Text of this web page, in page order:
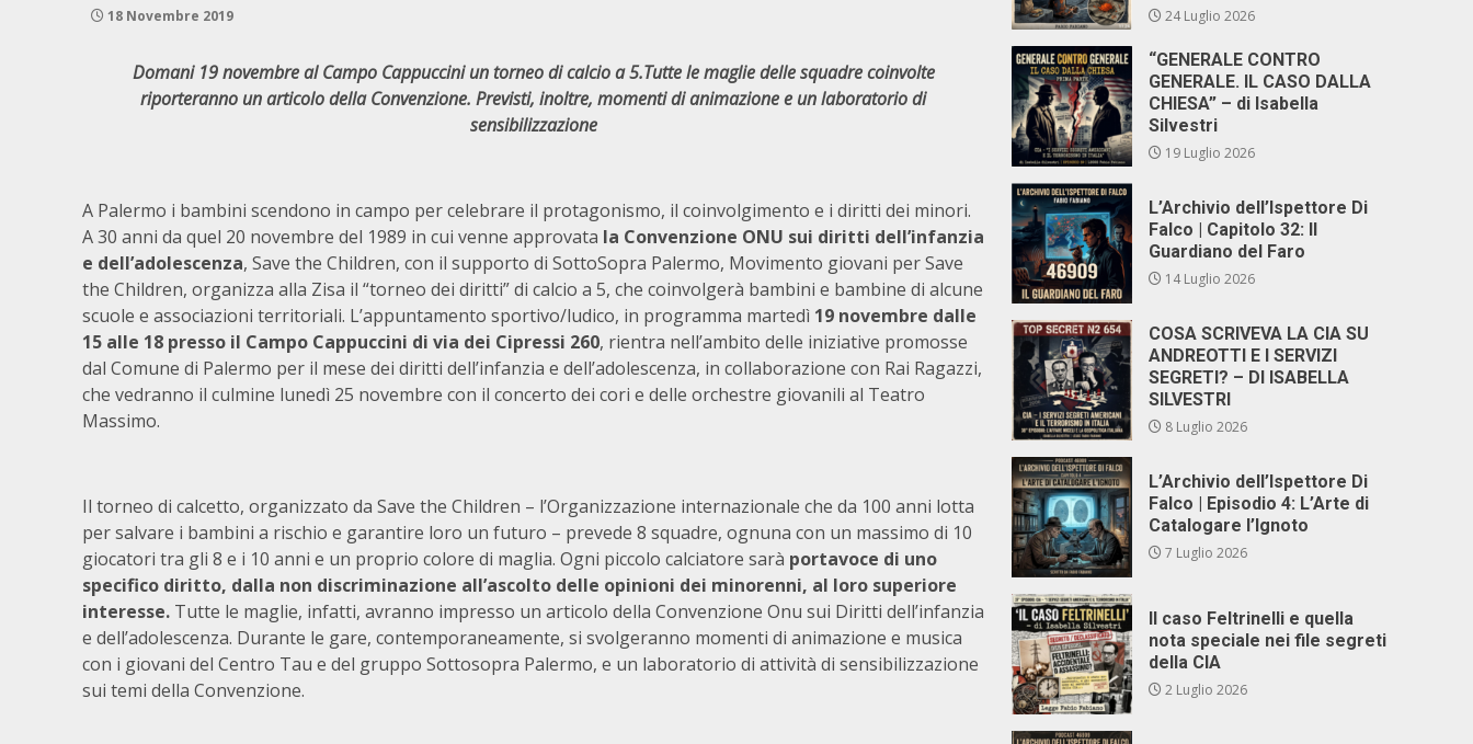
18 Novembre 2019
Domani 19 novembre al Campo Cappuccini un torneo di calcio a 5.Tutte le maglie delle squadre coinvolte
riporteranno un articolo della Convenzione. Previsti, inoltre, momenti di animazione e un laboratorio di
sensibilizzazione
A Palermo i bambini scendono in campo per celebrare il protagonismo, il coinvolgimento e i diritti dei minori.
A 30 anni da quel 20 novembre del 1989 in cui venne approvata la Convenzione ONU sui diritti dell’infanzia
e dell’adolescenza, Save the Children, con il supporto di SottoSopra Palermo, Movimento giovani per Save
the Children, organizza alla Zisa il “torneo dei diritti” di calcio a 5, che coinvolgerà bambini e bambine di alcune
scuole e associazioni territoriali. L’appuntamento sportivo/ludico, in programma martedì 19 novembre dalle
15 alle 18 presso il Campo Cappuccini di via dei Cipressi 260, rientra nell’ambito delle iniziative promosse
dal Comune di Palermo per il mese dei diritti dell’infanzia e dell’adolescenza, in collaborazione con Rai Ragazzi,
che vedranno il culmine lunedì 25 novembre con il concerto dei cori e delle orchestre giovanili al Teatro
Massimo.
Il torneo di calcetto, organizzato da Save the Children – l’Organizzazione internazionale che da 100 anni lotta
per salvare i bambini a rischio e garantire loro un futuro – prevede 8 squadre, ognuna con un massimo di 10
giocatori tra gli 8 e i 10 anni e un proprio colore di maglia. Ogni piccolo calciatore sarà portavoce di uno
specifico diritto, dalla non discriminazione all’ascolto delle opinioni dei minorenni, al loro superiore
interesse. Tutte le maglie, infatti, avranno impresso un articolo della Convenzione Onu sui Diritti dell’infanzia
e dell’adolescenza. Durante le gare, contemporaneamente, si svolgeranno momenti di animazione e musica
con i giovani del Centro Tau e del gruppo Sottosopra Palermo, e un laboratorio di attività di sensibilizzazione
sui temi della Convenzione.
24 Luglio 2026
“GENERALE CONTRO
GENERALE. IL CASO DALLA
CHIESA” – di Isabella
Silvestri
19 Luglio 2026
L’Archivio dell’Ispettore Di
Falco | Capitolo 32: Il
Guardiano del Faro
14 Luglio 2026
COSA SCRIVEVA LA CIA SU
ANDREOTTI E I SERVIZI
SEGRETI? – DI ISABELLA
SILVESTRI
8 Luglio 2026
L’Archivio dell’Ispettore Di
Falco | Episodio 4: L’Arte di
Catalogare l’Ignoto
7 Luglio 2026
Il caso Feltrinelli e quella
nota speciale nei file segreti
della CIA
2 Luglio 2026